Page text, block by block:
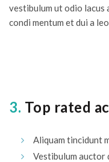
vestibulum ut odio lacus
condi mentum et dui a
3. Top rated
Aliquam tincidunt
Vestibulum auctor